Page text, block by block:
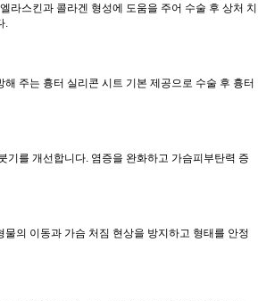
라스킨과 콜라겐 형성에 도움을 주어 수술 후 상처 치
.
주는 흉터 실리콘 시트 기본 제공으로 수술 후 흉터
기를 개선합니다. 염증을 완화하고 가슴피부탄력 증
물의 이동과 가슴 처짐 현상을 방지하고 형태를 안정